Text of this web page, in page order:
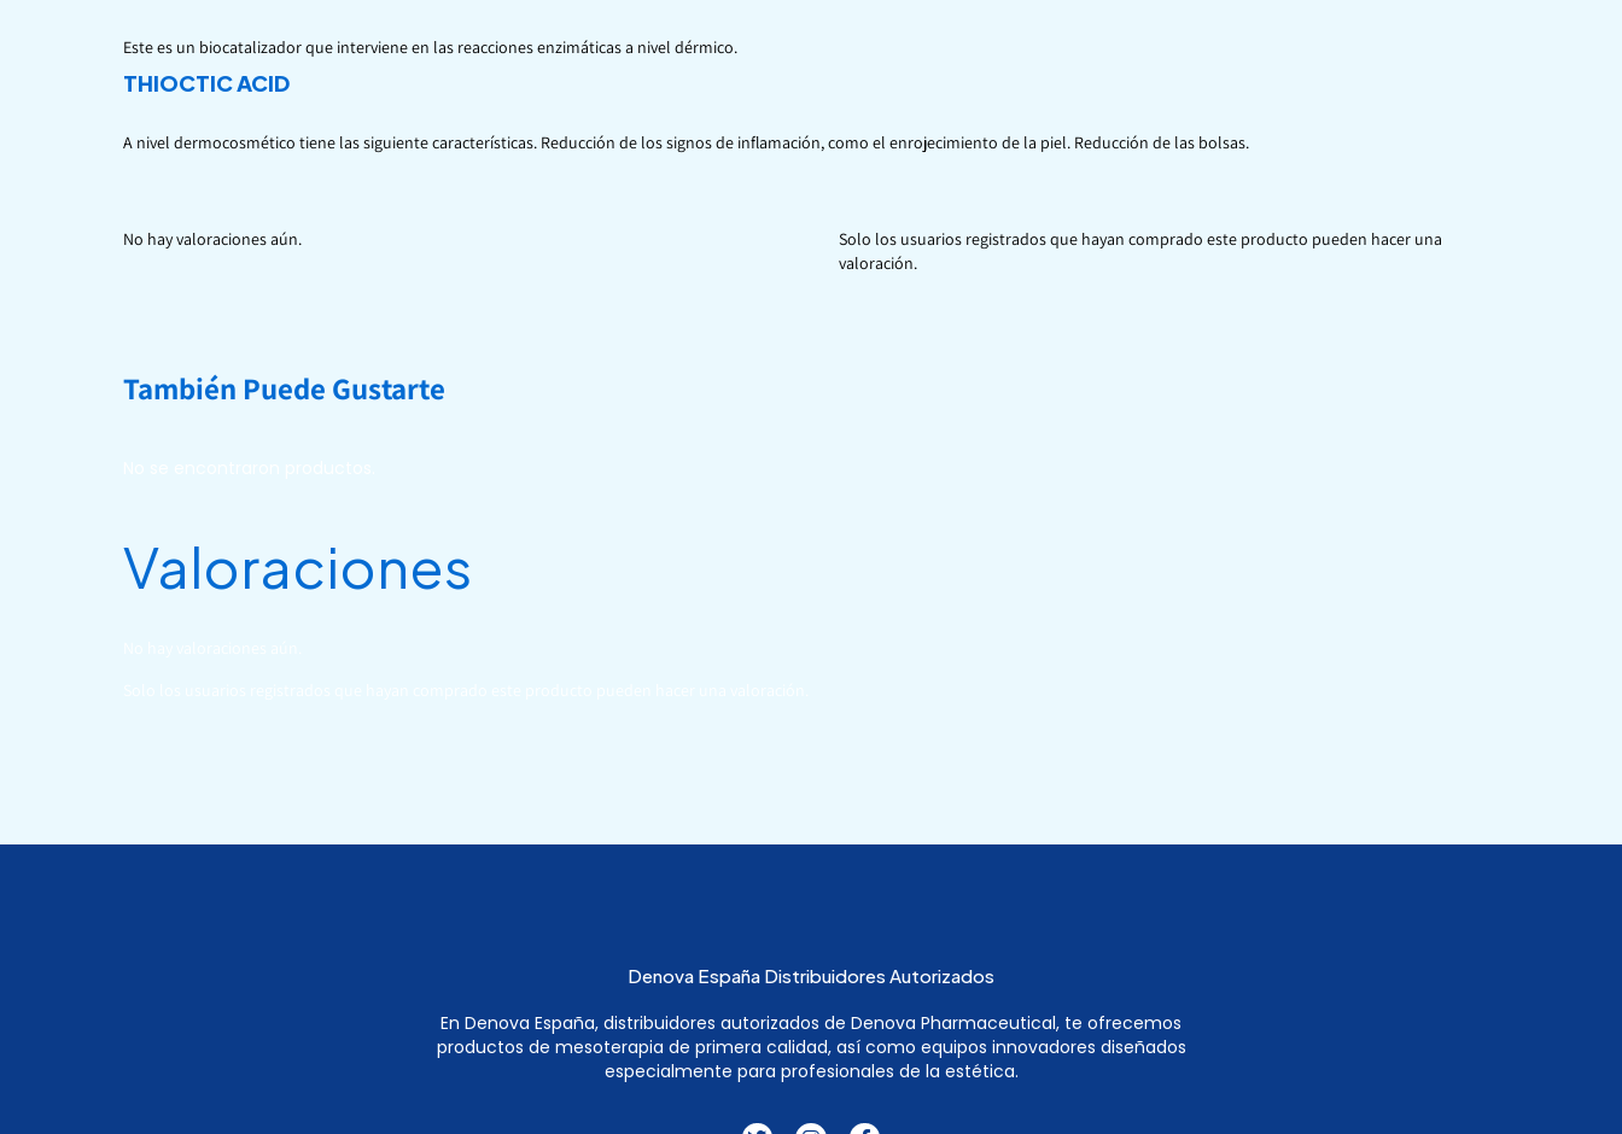
Este es un biocatalizador que interviene en las reacciones enzimáticas a nivel dérmico.
THIOCTIC ACID
A nivel dermocosmético tiene las siguiente características. Reducción de los signos de inflamación, como el enrojecimiento de la piel. Reducción de las bolsas.
No hay valoraciones aún.
Solo los usuarios registrados que hayan comprado este producto pueden hacer una
valoración.
También Puede Gustarte
Valoraciones
Denova España Distribuidores Autorizados
En Denova España, distribuidores autorizados de Denova Pharmaceutical, te ofrecemos
productos de mesoterapia de primera calidad, así como equipos innovadores diseñados
especialmente para profesionales de la estética.